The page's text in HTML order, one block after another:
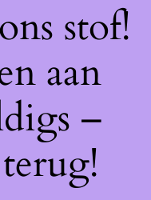
stof!
aan
–